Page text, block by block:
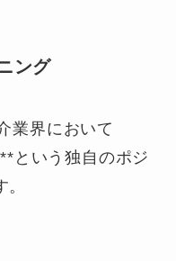
ング
業界において
という独自のポジ